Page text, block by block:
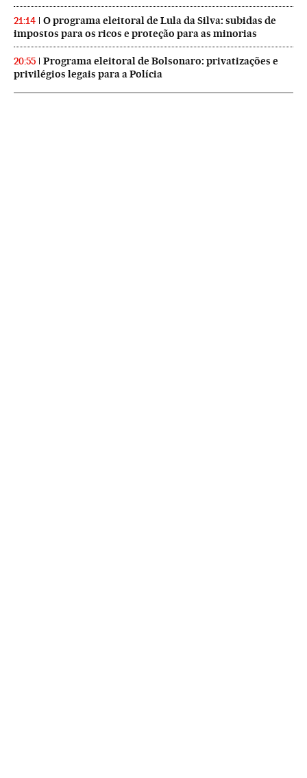
21:14
O programa eleitoral de Lula da Silva: subidas de
impostos para os ricos e proteção para as minorias
20:55
Programa eleitoral de Bolsonaro: privatizações e
privilégios legais para a Polícia